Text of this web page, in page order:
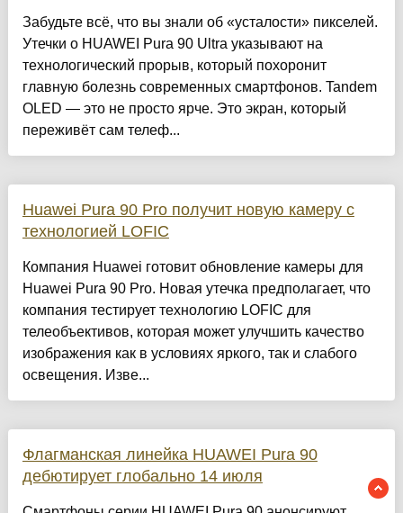
Забудьте всё, что вы знали об «усталости» пикселей.
Утечки о HUAWEI Pura 90 Ultra указывают на
технологический прорыв, который похоронит
главную болезнь современных смартфонов. Tandem
OLED — это не просто ярче. Это экран, который
переживёт сам телеф...
Huawei Pura 90 Pro получит новую камеру с
технологией LOFIC
Компания Huawei готовит обновление камеры для
Huawei Pura 90 Pro. Новая утечка предполагает, что
компания тестирует технологию LOFIC для
телеобъективов, которая может улучшить качество
изображения как в условиях яркого, так и слабого
освещения. Изве...
Флагманская линейка HUAWEI Pura 90
дебютирует глобально 14 июля